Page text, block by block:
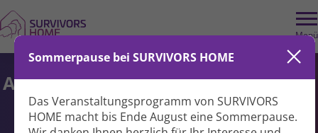
Menü
Sommerpause bei SURVIVORS HOME
Das Veranstaltungs­programm von SURVIVORS
HOME macht bis Ende August eine Sommer­pause.
Asiatische Bewegungsreihe